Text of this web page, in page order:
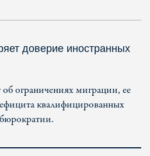
доверие иностранных
ограничениях миграции, ее
квалифицированных